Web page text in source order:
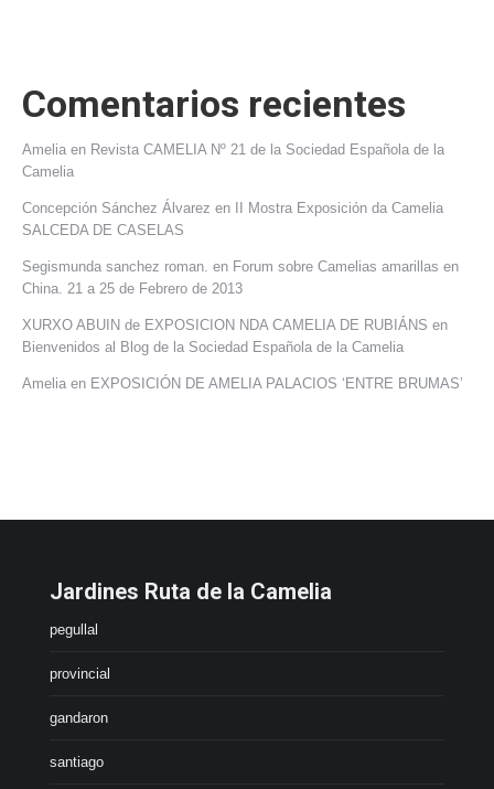
Comentarios recientes
Amelia en Revista CAMELIA Nº 21 de la Sociedad Española de la
Camelia
Concepción Sánchez Álvarez en
II Mostra Exposición da Camelia
SALCEDA DE CASELAS
Segismunda sanchez roman. en Forum sobre Camelias amarillas en
China. 21 a 25 de Febrero de 2013
XURXO ABUIN de EXPOSICION NDA CAMELIA DE RUBIÁNS en
Bienvenidos al Blog de la Sociedad Española de la Camelia
Amelia en EXPOSICIÓN DE AMELIA PALACIOS ‘ENTRE BRUMAS’
Jardines Ruta de la Camelia
pegullal
provincial
gandaron
santiago